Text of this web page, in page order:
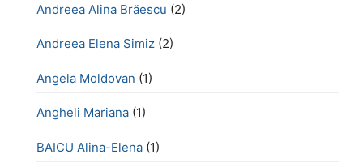
Andreea Alina Brăescu (2)
Andreea Elena Simiz (2)
Angela Moldovan (1)
Angheli Mariana (1)
BAICU Alina-Elena (1)